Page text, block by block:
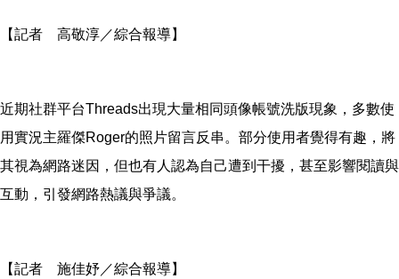
【記者 高敬淳／綜合報導】
近期社群平台Threads出現大量相同頭像帳號洗版現象，多數使
用實況主羅傑Roger的照片留言反串。部分使用者覺得有趣，將
其視為網路迷因，但也有人認為自己遭到干擾，甚至影響閱讀與
互動，引發網路熱議與爭議。
【記者 施佳妤／綜合報導】